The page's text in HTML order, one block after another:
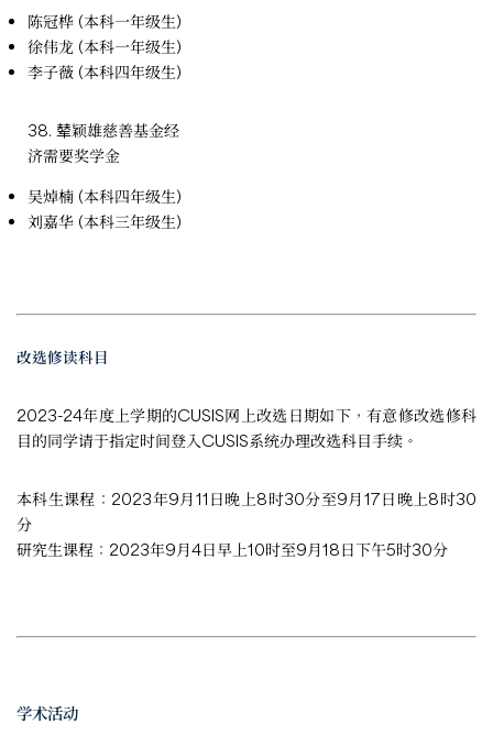
陈冠桦 (本科一年级生)
徐伟龙 (本科一年级生)
李子薇 (本科四年级生)
38. 辇颖雄慈善基金经
济需要奖学金
吴焯楠 (本科四年级生)
刘嘉华 (本科三年级生)
改选修读科目
2023-24年度上学期的CUSIS网上改选日期如下，有意修改选修科
目的同学请于指定时间登入CUSIS系统办理改选科目手续。
本科生课程：2023年9月11日晚上8时30分至9月17日晚上8时30
分
研究生课程：2023年9月4日早上10时至9月18日下午5时30分
学术活动